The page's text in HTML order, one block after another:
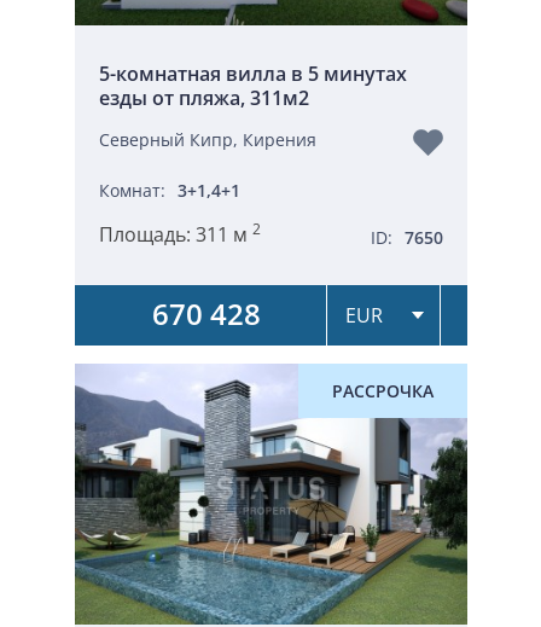
5-комнатная вилла в 5 минутах
езды от пляжа, 311м2
Северный Кипр, Кирения
Комнат: 3+1,4+1
Площадь: 311 м 2 ID: 7650
670 428
РАССРОЧКА